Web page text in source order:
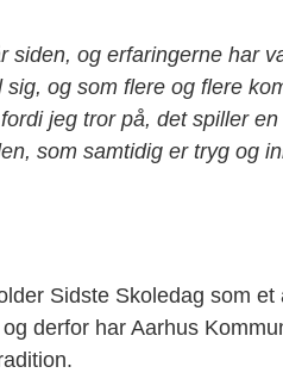
siden, og erfaringerne har
og som flere og flere
jeg tror på, det spiller
som samtidig er tryg og
Sidste Skoledag som et
derfor har Aarhus